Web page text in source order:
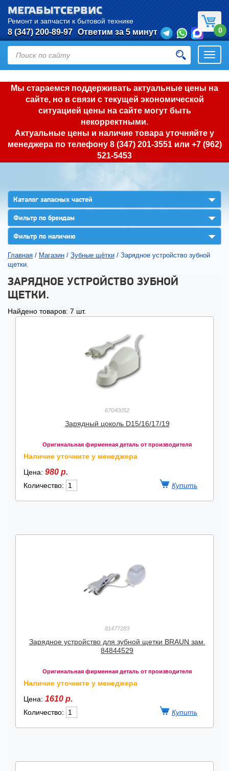
Мы стараемся поддерживать актуальные цены на
сайте, но в связи с текущей экономической
ситуацией цены на сайте могут быть
некорректными.
Актуальные цены и наличие товара уточняйте у
менеджера по телефону 8 (347) 201-3551или +7 (962)
521-5453
МЕГАБЫТСЕРВИС
Ремонт и запчасти к бытовой технике
8 (347) 200-89-97 Ответим за 5 минут 0
Каталог запасных частей ▼
Фильтр по брендам ▼
Фильтр по наличию ▼
Главная / Магазин / Зубные щётки / Зарядное устройство зубной
щетки.
ЗАРЯДНОЕ УСТРОЙСТВО ЗУБНОЙ
ЩЕТКИ.
Найдено товаров: 7 шт.
67040052
Зарядный цоколь D15/16/17/19
Оригинальная фирменная деталь от производителя
Наличие уточните у менеджера
Цена: 980 р.
Количество:
81477283
Зарядное устройство для зубной щетки BRAUN зам.
84844529
Оригинальная фирменная деталь от производителя
Наличие уточните у менеджера
Цена: 1610 р.
Количество: